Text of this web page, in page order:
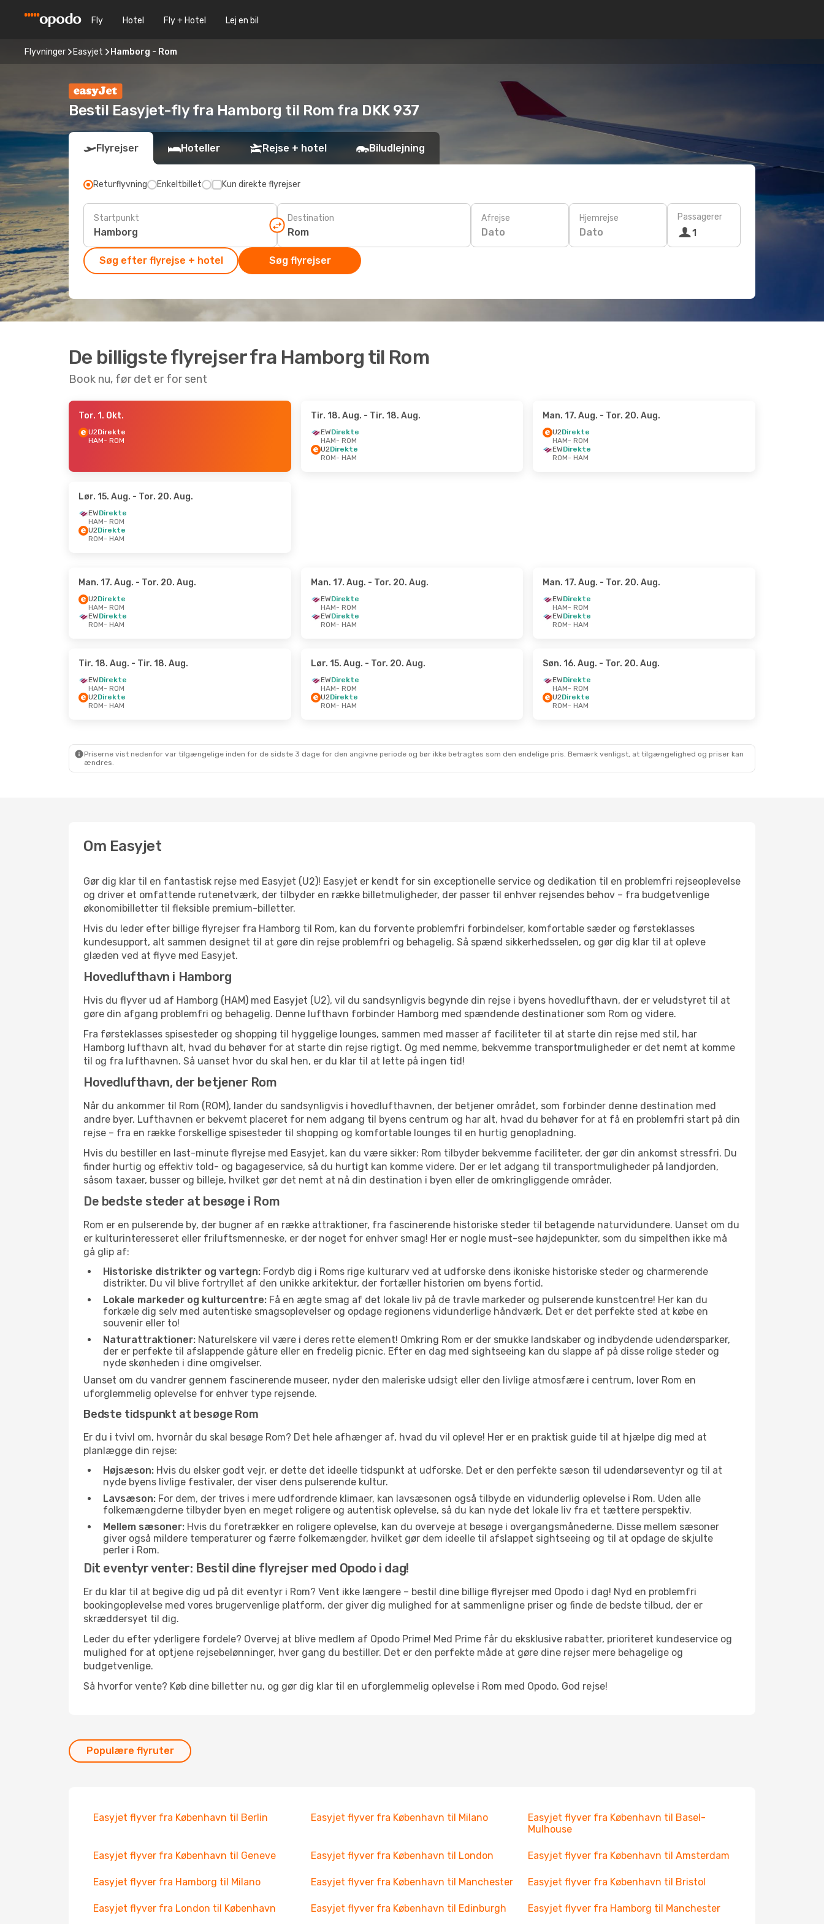
Fly Hotel Fly + Hotel Lej en bil
Flyvninger Easyjet Hamborg - Rom
Bestil Easyjet-fly fra Hamborg til Rom fra DKK 937
Flyrejser Hoteller Rejse + hotel Biludlejning
Returflyvning Enkeltbillet Kun direkte flyrejser
Startpunkt Destination Afrejse
Dato
Hjemrejse
Dato
Passagerer
1
Søg efter flyrejse + hotel Søg flyrejser
De billigste flyrejser fra Hamborg til Rom
Book nu, før det er for sent
Tor. 1. Okt.
U2Direkte
HAM- ROM
Tir. 18. Aug. - Tir. 18. Aug.
EWDirekte
HAM- ROM
U2Direkte
ROM- HAM
Man. 17. Aug. - Tor. 20. Aug.
U2Direkte
HAM- ROM
EWDirekte
ROM- HAM
Lør. 15. Aug. - Tor. 20. Aug.
EWDirekte
HAM- ROM
U2Direkte
ROM- HAM
Man. 17. Aug. - Tor. 20. Aug.
U2Direkte
HAM- ROM
EWDirekte
ROM- HAM
Man. 17. Aug. - Tor. 20. Aug.
EWDirekte
HAM- ROM
EWDirekte
ROM- HAM
Man. 17. Aug. - Tor. 20. Aug.
EWDirekte
HAM- ROM
EWDirekte
ROM- HAM
Tir. 18. Aug. - Tir. 18. Aug.
EWDirekte
HAM- ROM
U2Direkte
ROM- HAM
Lør. 15. Aug. - Tor. 20. Aug.
EWDirekte
HAM- ROM
U2Direkte
ROM- HAM
Søn. 16. Aug. - Tor. 20. Aug.
EWDirekte
HAM- ROM
U2Direkte
ROM- HAM
Priserne vist nedenfor var tilgængelige inden for de sidste 3 dage for den angivne periode og bør ikke betragtes som den endelige pris. Bemærk venligst, at tilgængelighed og priser kan
ændres.
Om Easyjet
Gør dig klar til en fantastisk rejse med Easyjet (U2)! Easyjet er kendt for sin exceptionelle service og dedikation til en problemfri rejseoplevelse
og driver et omfattende rutenetværk, der tilbyder en række billetmuligheder, der passer til enhver rejsendes behov – fra budgetvenlige
økonomibilletter til fleksible premium-billetter.
Hvis du leder efter billige flyrejser fra Hamborg til Rom, kan du forvente problemfri forbindelser, komfortable sæder og førsteklasses
kundesupport, alt sammen designet til at gøre din rejse problemfri og behagelig. Så spænd sikkerhedsselen, og gør dig klar til at opleve
glæden ved at flyve med Easyjet.
Hovedlufthavn i Hamborg
Hvis du flyver ud af Hamborg (HAM) med Easyjet (U2), vil du sandsynligvis begynde din rejse i byens hovedlufthavn, der er veludstyret til at
gøre din afgang problemfri og behagelig. Denne lufthavn forbinder Hamborg med spændende destinationer som Rom og videre.
Fra førsteklasses spisesteder og shopping til hyggelige lounges, sammen med masser af faciliteter til at starte din rejse med stil, har
Hamborg lufthavn alt, hvad du behøver for at starte din rejse rigtigt. Og med nemme, bekvemme transportmuligheder er det nemt at komme
til og fra lufthavnen. Så uanset hvor du skal hen, er du klar til at lette på ingen tid!
Hovedlufthavn, der betjener Rom
Når du ankommer til Rom (ROM), lander du sandsynligvis i hovedlufthavnen, der betjener området, som forbinder denne destination med
andre byer. Lufthavnen er bekvemt placeret for nem adgang til byens centrum og har alt, hvad du behøver for at få en problemfri start på din
rejse – fra en række forskellige spisesteder til shopping og komfortable lounges til en hurtig genopladning.
Hvis du bestiller en last-minute flyrejse med Easyjet, kan du være sikker: Rom tilbyder bekvemme faciliteter, der gør din ankomst stressfri. Du
finder hurtig og effektiv told- og bagageservice, så du hurtigt kan komme videre. Der er let adgang til transportmuligheder på landjorden,
såsom taxaer, busser og billeje, hvilket gør det nemt at nå din destination i byen eller de omkringliggende områder.
De bedste steder at besøge i Rom
Rom er en pulserende by, der bugner af en række attraktioner, fra fascinerende historiske steder til betagende naturvidundere. Uanset om du
er kulturinteresseret eller friluftsmenneske, er der noget for enhver smag! Her er nogle must-see højdepunkter, som du simpelthen ikke må
gå glip af:
Historiske distrikter og vartegn: Fordyb dig i Roms rige kulturarv ved at udforske dens ikoniske historiske steder og charmerende
distrikter. Du vil blive fortryllet af den unikke arkitektur, der fortæller historien om byens fortid.
Lokale markeder og kulturcentre: Få en ægte smag af det lokale liv på de travle markeder og pulserende kunstcentre! Her kan du
forkæle dig selv med autentiske smagsoplevelser og opdage regionens vidunderlige håndværk. Det er det perfekte sted at købe en
souvenir eller to!
Naturattraktioner: Naturelskere vil være i deres rette element! Omkring Rom er der smukke landskaber og indbydende udendørsparker,
der er perfekte til afslappende gåture eller en fredelig picnic. Efter en dag med sightseeing kan du slappe af på disse rolige steder og
nyde skønheden i dine omgivelser.
Uanset om du vandrer gennem fascinerende museer, nyder den maleriske udsigt eller den livlige atmosfære i centrum, lover Rom en
uforglemmelig oplevelse for enhver type rejsende.
Bedste tidspunkt at besøge Rom
Er du i tvivl om, hvornår du skal besøge Rom? Det hele afhænger af, hvad du vil opleve! Her er en praktisk guide til at hjælpe dig med at
planlægge din rejse:
Højsæson: Hvis du elsker godt vejr, er dette det ideelle tidspunkt at udforske. Det er den perfekte sæson til udendørseventyr og til at
nyde byens livlige festivaler, der viser dens pulserende kultur.
Lavsæson: For dem, der trives i mere udfordrende klimaer, kan lavsæsonen også tilbyde en vidunderlig oplevelse i Rom. Uden alle
folkemængderne tilbyder byen en meget roligere og autentisk oplevelse, så du kan nyde det lokale liv fra et tættere perspektiv.
Mellem sæsoner: Hvis du foretrækker en roligere oplevelse, kan du overveje at besøge i overgangsmånederne. Disse mellem sæsoner
giver også mildere temperaturer og færre folkemængder, hvilket gør dem ideelle til afslappet sightseeing og til at opdage de skjulte
perler i Rom.
Dit eventyr venter: Bestil dine flyrejser med Opodo i dag!
Er du klar til at begive dig ud på dit eventyr i Rom? Vent ikke længere – bestil dine billige flyrejser med Opodo i dag! Nyd en problemfri
bookingoplevelse med vores brugervenlige platform, der giver dig mulighed for at sammenligne priser og finde de bedste tilbud, der er
skræddersyet til dig.
Leder du efter yderligere fordele? Overvej at blive medlem af Opodo Prime! Med Prime får du eksklusive rabatter, prioriteret kundeservice og
mulighed for at optjene rejsebelønninger, hver gang du bestiller. Det er den perfekte måde at gøre dine rejser mere behagelige og
budgetvenlige.
Så hvorfor vente? Køb dine billetter nu, og gør dig klar til en uforglemmelig oplevelse i Rom med Opodo. God rejse!
Populære flyruter
Easyjet flyver fra København til Berlin Easyjet flyver fra København til Milano
Easyjet flyver fra København til Basel-
Mulhouse
Easyjet flyver fra København til Geneve Easyjet flyver fra København til London Easyjet flyver fra København til Amsterdam
Easyjet flyver fra Hamborg til Milano Easyjet flyver fra København til Manchester Easyjet flyver fra København til Bristol
Easyjet flyver fra London til København Easyjet flyver fra København til Edinburgh Easyjet flyver fra Hamborg til Manchester